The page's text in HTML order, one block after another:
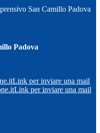
San Camillo Padova
Padova
Link per inviare una mail
Link per inviare una mail